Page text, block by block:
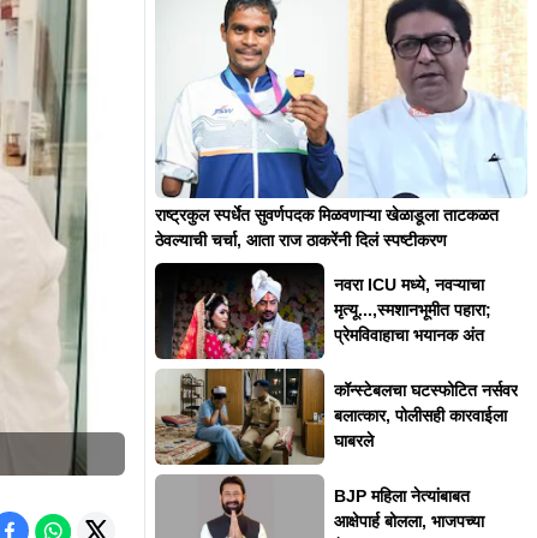
राष्ट्रकुल स्पर्धेत सुवर्णपदक मिळवणाऱ्या खेळाडूला ताटकळत
ठेवल्याची चर्चा, आता राज ठाकरेंनी दिलं स्पष्टीकरण
नवरा ICU मध्ये, नवऱ्याचा
मृत्यू...,स्मशानभूमीत पहारा;
प्रेमविवाहाचा भयानक अंत
कॉन्स्टेबलचा घटस्फोटित नर्सवर
बलात्कार, पोलीसही कारवाईला
घाबरले
BJP महिला नेत्यांबाबत
आक्षेपार्ह बोलला, भाजपच्या